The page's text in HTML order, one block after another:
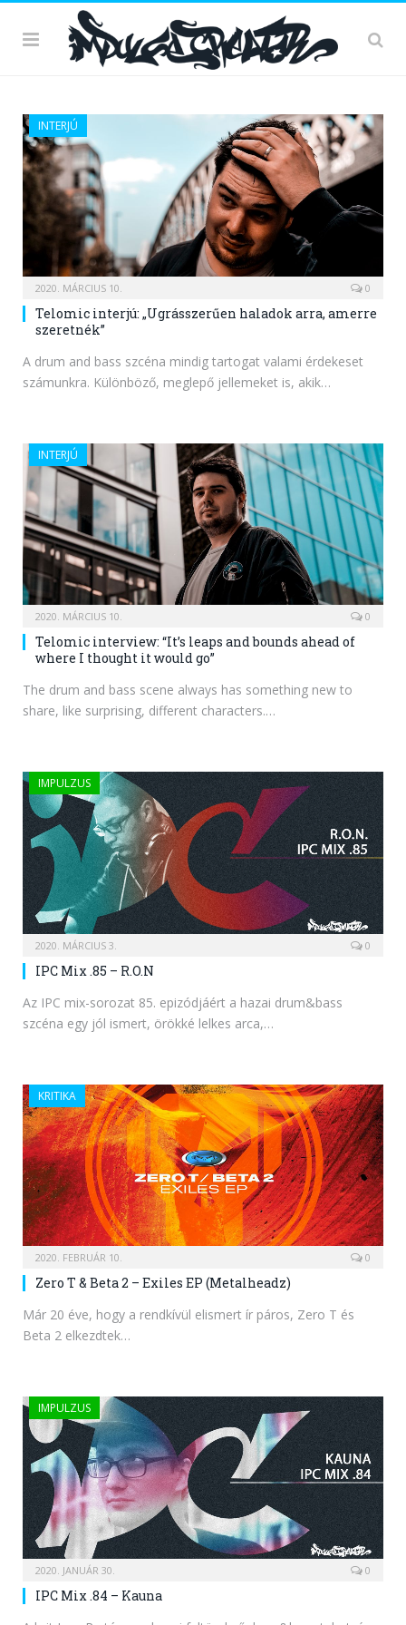
INTERJÚ
2020. MÁRCIUS 10. 0
Telomic interjú: „Ugrásszerűen haladok arra, amerre
szeretnék”
A drum and bass szcéna mindig tartogat valami érdekeset
számunkra. Különböző, meglepő jellemeket is, akik…
INTERJÚ
2020. MÁRCIUS 10. 0
Telomic interview: “It’s leaps and bounds ahead of
where I thought it would go”
The drum and bass scene always has something new to
share, like surprising, different characters.…
IMPULZUS
2020. MÁRCIUS 3. 0
IPC Mix .85 – R.O.N
Az IPC mix-sorozat 85. epizódjáért a hazai drum&bass
szcéna egy jól ismert, örökké lelkes arca,…
KRITIKA
2020. FEBRUÁR 10. 0
Zero T & Beta 2 – Exiles EP (Metalheadz)
Már 20 éve, hogy a rendkívül elismert ír páros, Zero T és
Beta 2 elkezdtek…
IMPULZUS
2020. JANUÁR 30. 0
IPC Mix .84 – Kauna